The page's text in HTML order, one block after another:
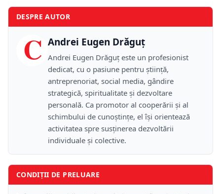
DESPRE AUTOR
C Andrei Eugen Drăguț
Andrei Eugen Drăguț este un profesionist
dedicat, cu o pasiune pentru știință,
antreprenoriat, social media, gândire
strategică, spiritualitate și dezvoltare
personală. Ca promotor al cooperării și al
schimbului de cunoștințe, el își orientează
activitatea spre susținerea dezvoltării
individuale și colective.
CONDIȚII DE PRELUARE